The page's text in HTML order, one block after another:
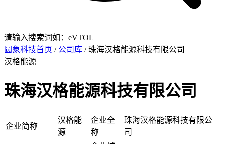
请输入搜索词如：eVTOL
圆象科技首页 / 公司库 / 珠海汉格能源科技有限公司
汉格能源
珠海汉格能源科技有限公司
企业简称
汉格能
源
企业全
称
珠海汉格能源科技有限公
司